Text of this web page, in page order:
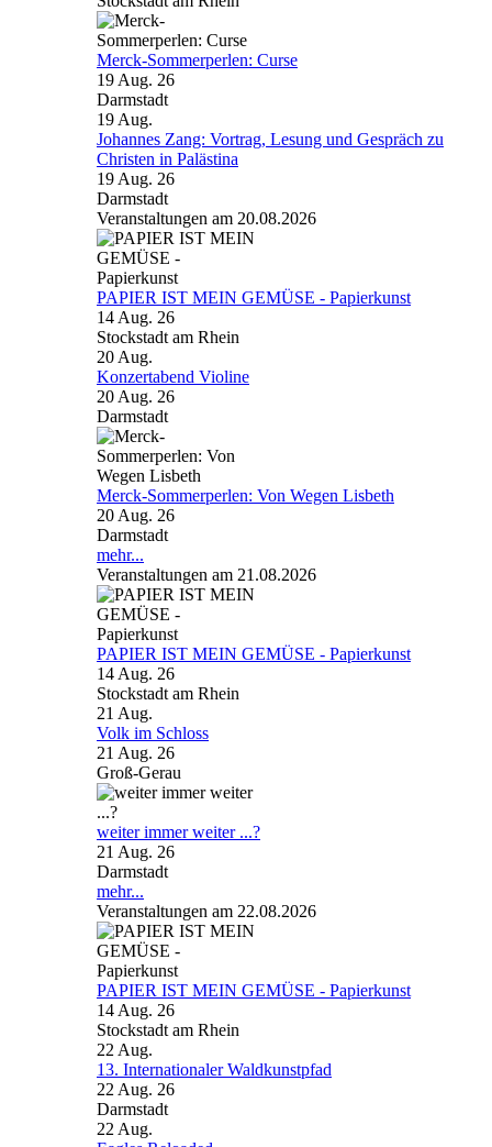
Merck-Sommerperlen: Curse
19 Aug. 26
Darmstadt
19 Aug.
Johannes Zang: Vortrag, Lesung und Gespräch zu
Christen in Palästina
19 Aug. 26
Darmstadt
Veranstaltungen am 20.08.2026
PAPIER IST MEIN GEMÜSE - Papierkunst
14 Aug. 26
Stockstadt am Rhein
20 Aug.
Konzertabend Violine
20 Aug. 26
Darmstadt
Merck-Sommerperlen: Von Wegen Lisbeth
20 Aug. 26
Darmstadt
mehr...
Veranstaltungen am 21.08.2026
PAPIER IST MEIN GEMÜSE - Papierkunst
14 Aug. 26
Stockstadt am Rhein
21 Aug.
Volk im Schloss
21 Aug. 26
Groß-Gerau
weiter immer weiter ...?
21 Aug. 26
Darmstadt
mehr...
Veranstaltungen am 22.08.2026
PAPIER IST MEIN GEMÜSE - Papierkunst
14 Aug. 26
Stockstadt am Rhein
22 Aug.
13. Internationaler Waldkunstpfad
22 Aug. 26
Darmstadt
22 Aug.